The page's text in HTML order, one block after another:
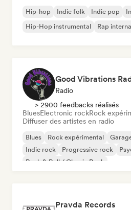
Hip-hop Indie folk Indie pop
Hip-Hop instrumental
Rap
Good Vibrations
Radio
> 2900 feedbacks réalisés
BluesElectronic rockRock
Diffuser des artistes en radio
Blues Rock expérimental
Indie rock
Progressive rock
Rock & Roll / Classic Rock
Pravda Records